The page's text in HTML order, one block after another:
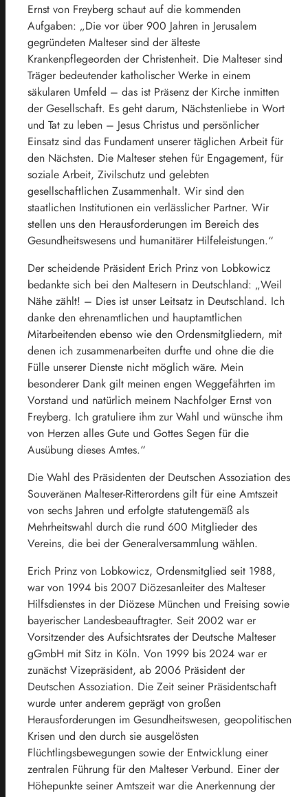
Ernst von Freyberg schaut auf die kommenden
Aufgaben: „Die vor über 900 Jahren in Jerusalem
gegründeten Malteser sind der älteste
Krankenpflegeorden der Christenheit. Die Malteser sind
Träger bedeutender katholischer Werke in einem
säkularen Umfeld – das ist Präsenz der Kirche inmitten
der Gesellschaft. Es geht darum, Nächstenliebe in Wort
und Tat zu leben – Jesus Christus und persönlicher
Einsatz sind das Fundament unserer täglichen Arbeit für
den Nächsten. Die Malteser stehen für Engagement, für
soziale Arbeit, Zivilschutz und gelebten
gesellschaftlichen Zusammenhalt. Wir sind den
staatlichen Institutionen ein verlässlicher Partner. Wir
stellen uns den Herausforderungen im Bereich des
Gesundheitswesens und humanitärer Hilfeleistungen.“
Der scheidende Präsident Erich Prinz von Lobkowicz
bedankte sich bei den Maltesern in Deutschland: „Weil
Nähe zählt! – Dies ist unser Leitsatz in Deutschland. Ich
danke den ehrenamtlichen und hauptamtlichen
Mitarbeitenden ebenso wie den Ordensmitgliedern, mit
denen ich zusammenarbeiten durfte und ohne die die
Fülle unserer Dienste nicht möglich wäre. Mein
besonderer Dank gilt meinen engen Weggefährten im
Vorstand und natürlich meinem Nachfolger Ernst von
Freyberg. Ich gratuliere ihm zur Wahl und wünsche ihm
von Herzen alles Gute und Gottes Segen für die
Ausübung dieses Amtes.“
Die Wahl des Präsidenten der Deutschen Assoziation des
Souveränen Malteser-Ritterordens gilt für eine Amtszeit
von sechs Jahren und erfolgte statutengemäß als
Mehrheitswahl durch die rund 600 Mitglieder des
Vereins, die bei der Generalversammlung wählen.
Erich Prinz von Lobkowicz, Ordensmitglied seit 1988,
war von 1994 bis 2007 Diözesanleiter des Malteser
Hilfsdienstes in der Diözese München und Freising sowie
bayerischer Landesbeauftragter. Seit 2002 war er
Vorsitzender des Aufsichtsrates der Deutsche Malteser
gGmbH mit Sitz in Köln. Von 1999 bis 2024 war er
zunächst Vizepräsident, ab 2006 Präsident der
Deutschen Assoziation. Die Zeit seiner Präsidentschaft
wurde unter anderem geprägt von großen
Herausforderungen im Gesundheitswesen, geopolitischen
Krisen und den durch sie ausgelösten
Flüchtlingsbewegungen sowie der Entwicklung einer
zentralen Führung für den Malteser Verbund. Einer der
Höhepunkte seiner Amtszeit war die Anerkennung der